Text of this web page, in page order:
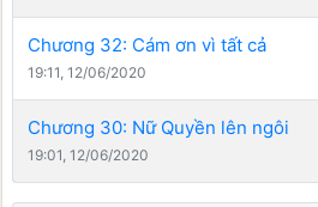
Chương 32: Cám ơn vì tất cả
19:11, 12/06/2020
Chương 30: Nữ Quyền lên ngôi
19:01, 12/06/2020